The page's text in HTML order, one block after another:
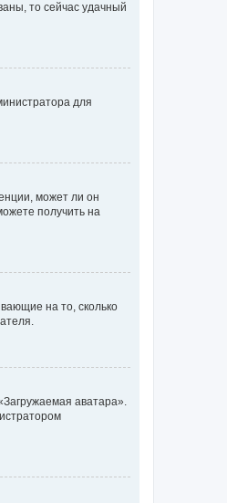
то сейчас удачный
для
может ли он
получить на
на то, сколько
аватара».